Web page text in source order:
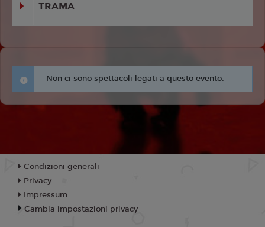
TRAMA
Non ci sono spettacoli legati a questo evento.
Condizioni generali
Privacy
Impressum
Cambia impostazioni privacy